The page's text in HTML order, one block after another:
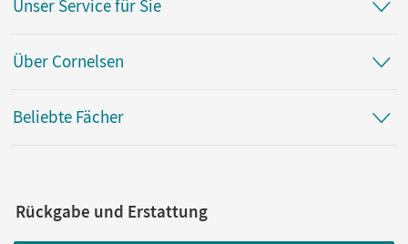
Unser Service für Sie
Über Cornelsen
Beliebte Fächer
Rückgabe und Erstattung